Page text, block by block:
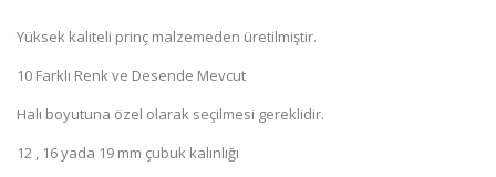
Yüksek kaliteli prinç malzemeden üretilmiştir.
10 Farklı Renk ve Desende Mevcut
Halı boyutuna özel olarak seçilmesi gereklidir.
12 , 16 yada 19 mm çubuk kalınlığı